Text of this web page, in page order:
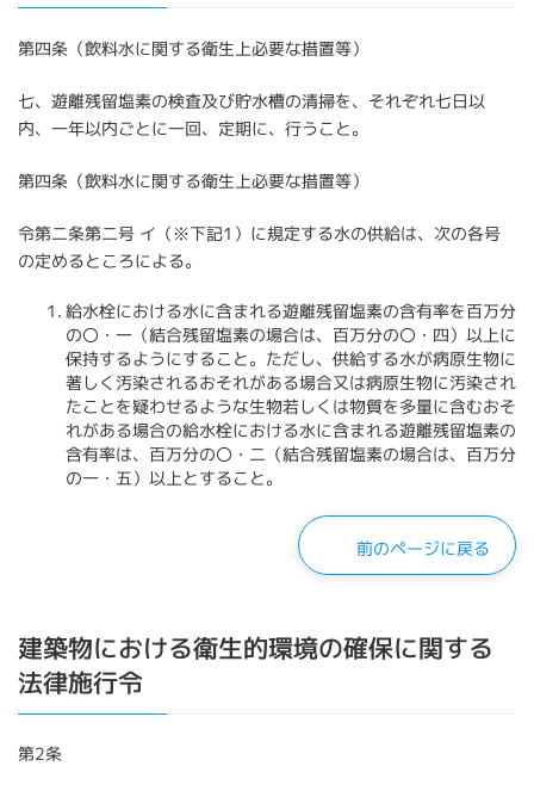
第​四条（飲料水に関する衛生上必要な措置等）
七、遊離残留塩素の検査及び貯水槽の清掃を、それぞれ七日以
内、一年以内ごとに一回、定期に、行うこと。
第四条（飲料水に関する衛生上必要な措置等）
令第二条第二号 イ（※下記1）に規定する水の供給は、次の各号
の定めるところによる。
給水栓における水に含まれる遊離残留塩素の含有率を百万分
の〇・一（結合残留塩素の場合は、百万分の〇・四）以上に
保持するようにすること。ただし、供給する水が病原生物に
著しく汚染されるおそれがある場合又は病原生物に汚染され
たことを疑わせるような生物若しくは物質を多量に含むおそ
れがある場合の給水栓における水に含まれる遊離残留塩素の
含有率は、百万分の〇・二（結合残留塩素の場合は、百万分
の一・五）以上とすること。
前のページに戻る
建築物における衛生的環境の確保に関する
法律施行令
第2条